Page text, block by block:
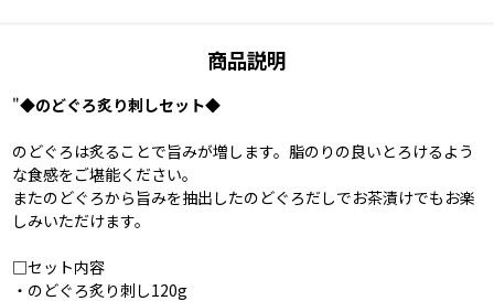
商品説明
"◆のどぐろ炙り刺しセット◆
のどぐろは炙ることで旨みが増します。脂のりの良いとろけるよう
な食感をご堪能ください。
またのどぐろから旨みを抽出したのどぐろだしでお茶漬けでもお楽
しみいただけます。
□セット内容
・のどぐろ炙り刺し120g